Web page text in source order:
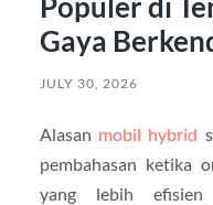
Gaya
JULY 30, 2026
Alasan mobil hybrid
pembahasan ketika
yang lebih efisien